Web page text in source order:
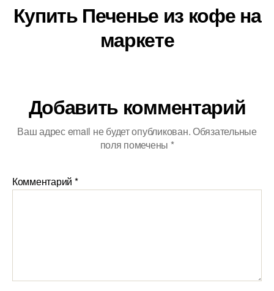
Купить Печенье из кофе на
маркете
Добавить комментарий
Ваш адрес email не будет опубликован.Обязательные
поля помечены *
Комментарий *